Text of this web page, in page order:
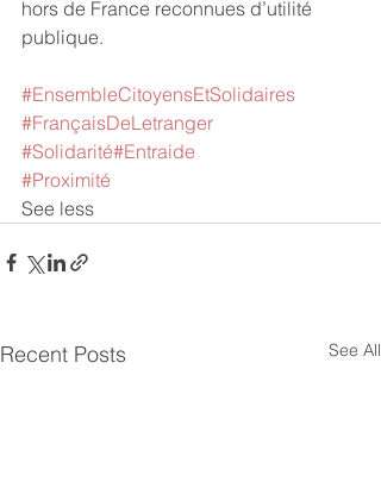
hors de France reconnues d’utilité
publique.
#EnsembleCitoyensEtSolidaires
#FrançaisDeLetranger
#Solidarité#Entraide
#Proximité
See less
Recent Posts See All